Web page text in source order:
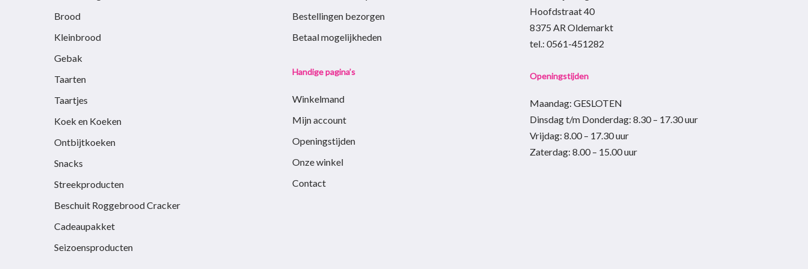
de
de
productpagina
Brood
Kleinbrood
Gebak
Taarten
Taartjes
Koek en Koeken
Ontbijtkoeken
Snacks
Streekproducten
Beschuit Roggebrood Cracker
Cadeaupakket
Seizoensproducten
Bestellingen bezorgen
Betaal mogelijkheden
Handige pagina’s
Winkelmand
Mijn account
Openingstijden
Onze winkel
Contact
Hoofdstraat 40
8375 AR Oldemarkt
tel.: 0561-451282
Openingstijden
Maandag: GESLOTEN
Dinsdag t/m Donderdag:8.30 – 17.30uur
Vrijdag:8.00 – 17.30uur
Zaterdag:8.00 – 15.00uur